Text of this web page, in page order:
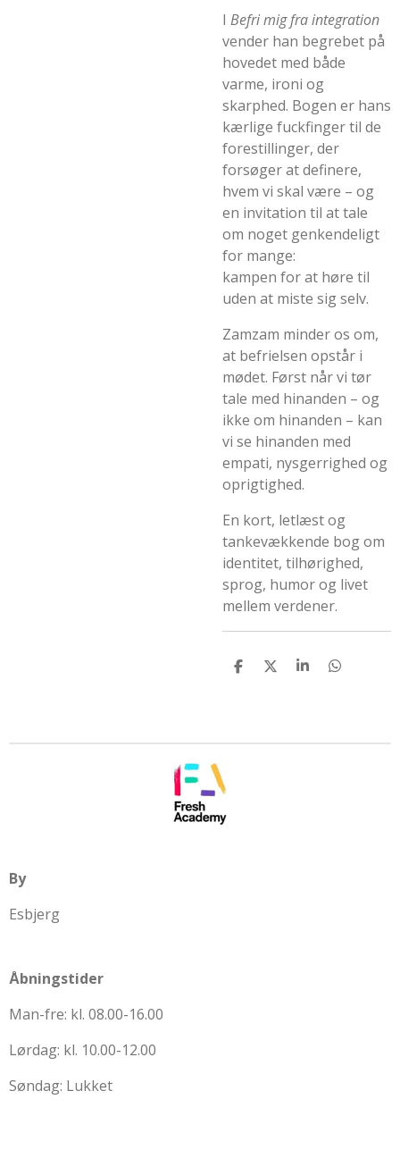
I Befri mig fra integration
vender han begrebet på
hovedet med både
varme, ironi og
skarphed. Bogen er hans
kærlige fuckfinger til de
forestillinger, der
forsøger at definere,
hvem vi skal være – og
en invitation til at tale
om noget genkendeligt
for mange:
kampen for at høre til
uden at miste sig selv.
Zamzam minder os om,
at befrielsen opstår i
mødet. Først når vi tør
tale med hinanden – og
ikke om hinanden – kan
vi se hinanden med
empati, nysgerrighed og
oprigtighed.
En kort, letlæst og
tankevækkende bog om
identitet, tilhørighed,
sprog, humor og livet
mellem verdener.
D
D
D
D
By
Esbjerg
Åbningstider
Man-fre: kl. 08.00-16.00
Lørdag: kl. 10.00-12.00
Søndag: Lukket